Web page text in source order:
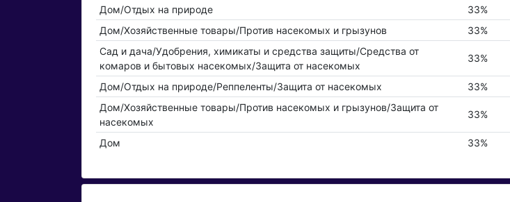
Дом/Отдых на природе
33%
Дом/Хозяйственные товары/Против насекомых и грызунов
33%
Сад и дача/Удобрения, химикаты и средства защиты/Средства от
комаров и бытовых насекомых/Защита от насекомых
33%
Дом/Отдых на природе/Реппеленты/Защита от насекомых 33%
Дом/Хозяйственные товары/Против насекомых и грызунов/Защита от
насекомых
33%
Дом 33%